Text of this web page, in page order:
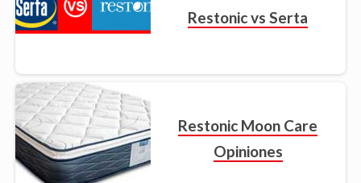
Restonic vs Serta
Restonic Moon Care
Opiniones